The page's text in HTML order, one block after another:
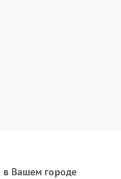
Вашем городе